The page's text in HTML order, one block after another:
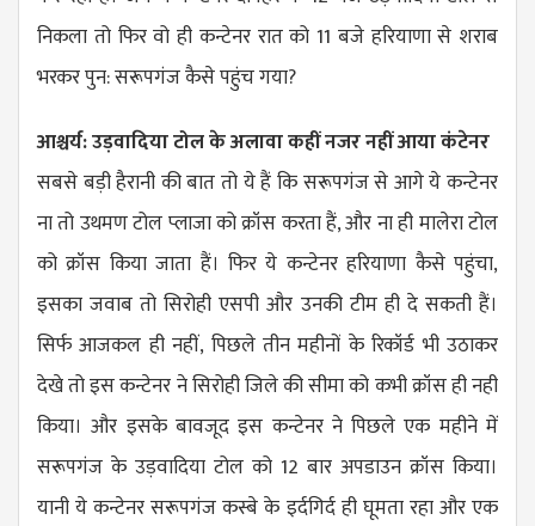
निकला तो फिर वो ही कन्टेनर रात को 11 बजे हरियाणा से शराब
भरकर पुन: सरूपगंज कैसे पहुंच गया?
आश्चर्य: उड़वादिया टोल के अलावा कहीं नजर नहीं आया कंटेनर
सबसे बड़ी हैरानी की बात तो ये हैं कि सरूपगंज से आगे ये कन्टेनर
ना तो उथमण टोल प्लाजा को क्रॉस करता हैं, और ना ही मालेरा टोल
को क्रॉस किया जाता हैं। फिर ये कन्टेनर हरियाणा कैसे पहुंचा,
इसका जवाब तो सिरोही एसपी और उनकी टीम ही दे सकती हैं।
सिर्फ आजकल ही नहीं, पिछले तीन महीनों के रिकॉर्ड भी उठाकर
देखे तो इस कन्टेनर ने सिरोही जिले की सीमा को कभी क्रॉस ही नही
किया। और इसके बावजूद इस कन्टेनर ने पिछले एक महीने में
सरूपगंज के उड़वादिया टोल को 12 बार अपडाउन क्रॉस किया।
यानी ये कन्टेनर सरूपगंज कस्बे के इर्दगिर्द ही घूमता रहा और एक